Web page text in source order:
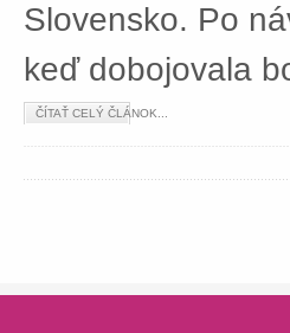
Slovensko. Po
keď dobojovala
ČÍTAŤ CELÝ ČLÁNOK...
Asociácia